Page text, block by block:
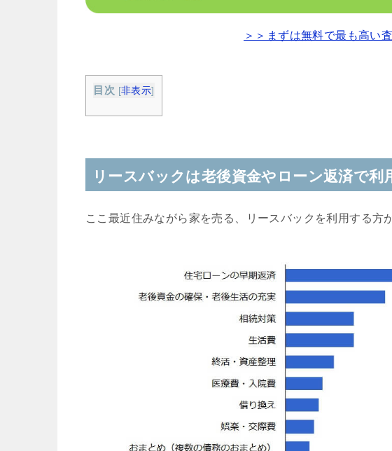
＞＞まずは無料で最も高い
目次 [非表示]
リースバックは老後資金やローン返済で利
ここ最近住みながら家を売る、リースバックを利用する方